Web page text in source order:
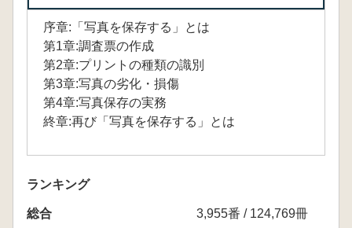
序章:「写真を保存する」とは
第1章:調査票の作成
第2章:プリントの種類の識別
第3章:写真の劣化・損傷
第4章:写真保存の実務
終章:再び「写真を保存する」とは
ランキング
総合
3,955番 / 124,769冊